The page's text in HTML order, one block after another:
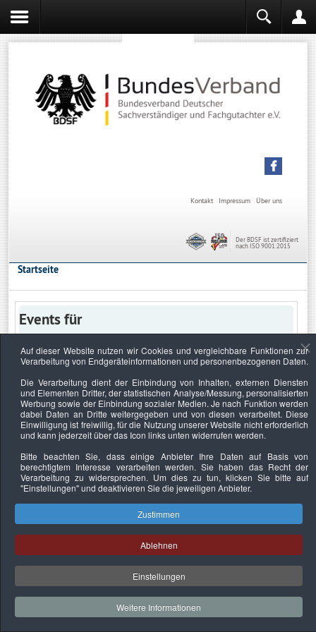
Über uns
Impressum
Kontakt
Der BDSF ist zertifiziert
nach ISO 9001:2015
Startseite
Events für
Keine Termine
Datenschutzerklärung Urheberrechtsnachweise Nachhaltigkeit
Copyright © 2026. Bundesverband Deutscher
Sachverständiger und Fachgutachter e.V..
Auf dieser Website nutzen wir Cookies und vergleichbare Funktionen zur
Verarbeitung von Endgeräteinformationen und personenbezogenen Daten.
Die Verarbeitung dient der Einbindung von Inhalten, externen Diensten
und Elementen Dritter, der statistischen Analyse/Messung, personalisierten
Werbung sowie der Einbindung sozialer Medien. Je nach Funktion werden
dabei Daten an Dritte weitergegeben und von diesen verarbeitet. Diese
Einwilligung ist freiwillig, für die Nutzung unserer Website nicht erforderlich
und kann jederzeit über das Icon links unten widerrufen werden.
Bitte beachten Sie, dass einige Anbieter Ihre Daten auf Basis von
berechtigtem Interesse verarbeiten werden. Sie haben das Recht der
Verarbeitung zu widersprechen. Um dies zu tun, klicken Sie bitte auf
"Einstellungen"und deaktivieren Sie die jeweiligen Anbieter.
Zustimmen
Ablehnen
Einstellungen
Weitere Informationen